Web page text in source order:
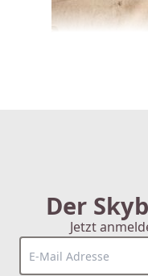
CARLDIX x
Der
Jetzt